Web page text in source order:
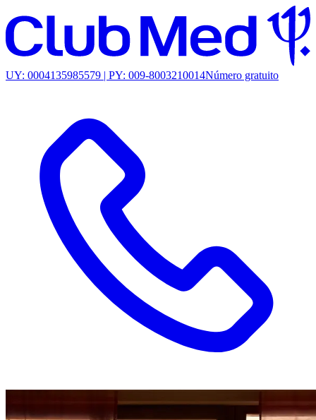
UY: 0004135985579 | PY: 009-8003210014Número gratuito